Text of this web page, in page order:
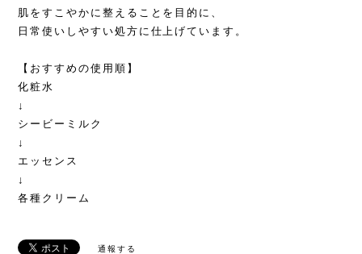
肌をすこやかに整えることを目的に、
日常使いしやすい処方に仕上げています。
【おすすめの使用順】
化粧水
↓
シービーミルク
↓
エッセンス
↓
各種クリーム
通報する